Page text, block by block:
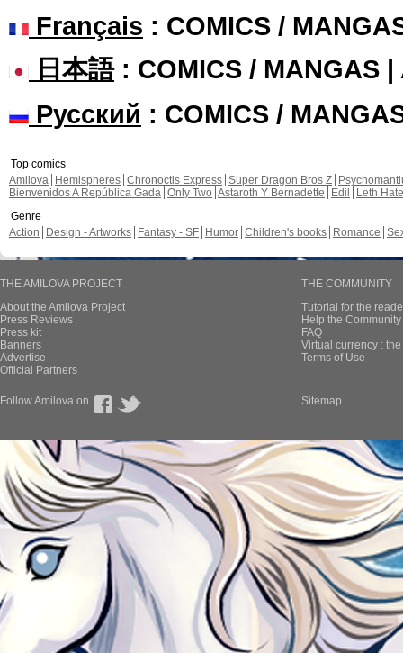
Français : COMICS /
日本語: COMICS / MANGAS |
Русский : COMICS /
Top comics
Amilova
Hemispheres Chronoctis Express Super Dragon Bros Z
Bienvenidos A República Gada Only Two Astaroth Y Bernadette Edil
Leth Hate
Genre
Action
Design - Artworks Fantasy - SF Humor Children's books Romance
THE AMILOVA PROJECT
About the Amilova Project
Press Reviews
Press kit
Banners
Advertise
Official Partners
THE COMMUNITY
Tutorial for the
Help the
FAQ
Virtual currency :
Terms of Use
Follow Amilova on Sitemap